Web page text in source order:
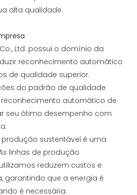
alta qualidade.
Co., Ltd. possui o domínio da
reconhecimento automático
de qualidade superior.
do padrão de qualidade
automático de
seu ótimo desempenho com
produção sustentável é uma
linhas de produção
reduzem custos e
garantindo que a energia é
é necessária.